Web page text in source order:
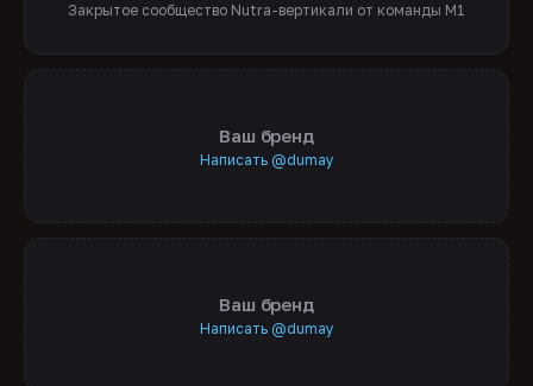
Закрытое сообщество Nutra-вертикали от команды M1
Ваш бренд
Написать @dumay
Ваш бренд
Написать @dumay